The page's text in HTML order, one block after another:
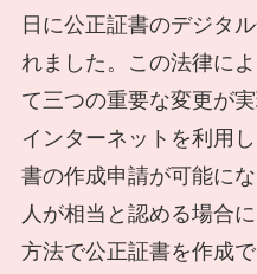
日に公正証書のデジタ
れました。この法律に
て三つの重要な変更が
インターネットを利用
書の作成申請が可能に
人が相当と認める場合
方法で公正証書を作成